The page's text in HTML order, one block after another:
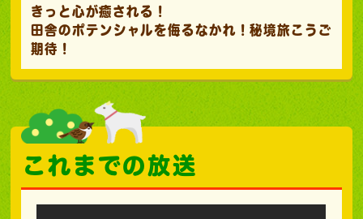
きっと心が癒される！
田舎のポテンシャルを侮るなかれ！秘境旅こうご
期待！
これまでの放送